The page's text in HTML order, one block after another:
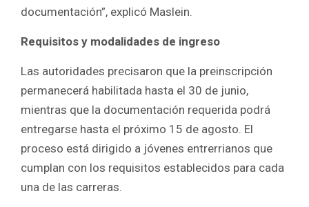
documentación”, explicó Maslein.
Requisitos y modalidades de ingreso
Las autoridades precisaron que la preinscripción
permanecerá habilitada hasta el 30 de junio,
mientras que la documentación requerida podrá
entregarse hasta el próximo 15 de agosto. El
proceso está dirigido a jóvenes entrerrianos que
cumplan con los requisitos establecidos para cada
una de las carreras.